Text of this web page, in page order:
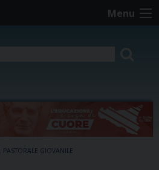
Menu
PASTORALE GIOVANILE